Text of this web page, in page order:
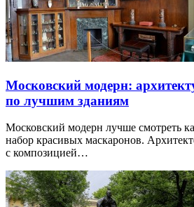
Московский модерн:
по лучшим зданиям
Московский модерн лучше смотреть
набор красивых маскаронов.
с композицией…